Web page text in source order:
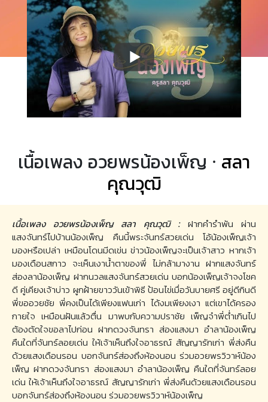
เนื้อเพลง อวยพรน้องเพ็ญ · สลา
คุณวุฒิ
เนื้อเพลง อวยพรน้องเพ็ญ สลา คุณวุฒิ :ฝากคำรำพัน ผ่าน
แสงจันทร์ไปบ้านน้องเพ็ญ คืนนี้พระจันทร์สวยเด่น โอ้น้องเพ็ญเจ้า
มองหรือเปล่า เหมือนโดนมีดเข่น ข่าวน้องเพ็ญจะเป็นเจ้าสาว หากเจ้า
มองเดือนสกาว จะเห็นเงาน้ำตาของพี่ ไม่กล้ามางาน ฝากแสงจันทร์
ส่องลาน้องเพ็ญ ฝากนวลแสงจันทร์สวยเด่น บอกน้องเพ็ญเจ้าจงโชค
ดี คู่เคียงเจ้าบ่าว ผูกฝ้ายขาววันเข้าพิธี ป้อนไข่เมื่อวันบายศรี อยู่ดีกินดี
พี่ขออวยชัย พี่คงเป็นได้เพียงแฟนเก่า ได้งมเพียงเงา แต่เขาได้ครอง
กายใจ เหมือนฝันแล้วตื่น มาพบกับความปราชัย เพ็ญจ๋าพี่ต่ำเกินไป
ต้องตัดใจขอลาไปก่อน ฝากดวงจันทรา ส่องแสงมา อำลาน้องเพ็ญ
คืนใดที่จันทร์ลอยเด่น ให้เจ้าเห็นถึงใจอาธรณ์ สัญญารักเก่า พี่ส่งคืน
ด้วยแสงเดือนรอน บอกจันทร์ส่องถึงห้องนอน ร่วมอวยพรวิวาห์น้อง
เพ็ญ ฝากดวงจันทรา ส่องแสงมา อำลาน้องเพ็ญ คืนใดที่จันทร์ลอย
เด่น ให้เจ้าเห็นถึงใจอาธรณ์ สัญญารักเก่า พี่ส่งคืนด้วยแสงเดือนรอน
บอกจันทร์ส่องถึงห้องนอน ร่วมอวยพรวิวาห์น้องเพ็ญ